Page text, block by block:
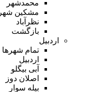
محمدشهر
مشکین شهر
نظرآباد
بازگشت
اردبیل
تمام شهر‌ها
اردبیل
آبی بیگلو
اصلان دوز
بیله سوار